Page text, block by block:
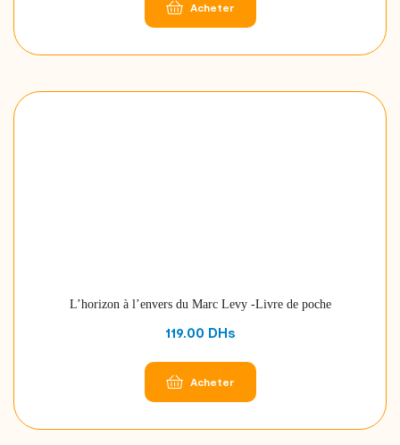
Acheter
L’horizon à l’envers du Marc Levy -Livre de poche
119.00 DHs
Acheter